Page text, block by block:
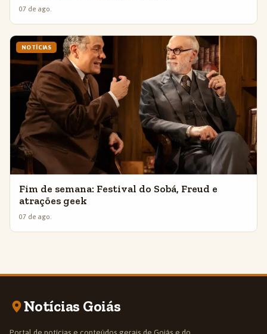
07 de ago.
NOTÍCIAS
Fim de semana: Festival do Sobá, Freud e
atrações geek
07 de ago.
Notícias Goiás